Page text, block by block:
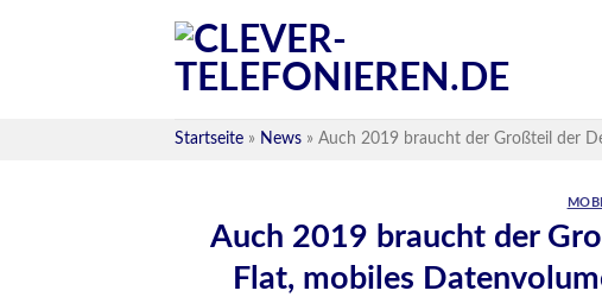
Startseite » News » Auch 2019 braucht der Großteil der
Auch 2019 braucht der
Flat, mobiles